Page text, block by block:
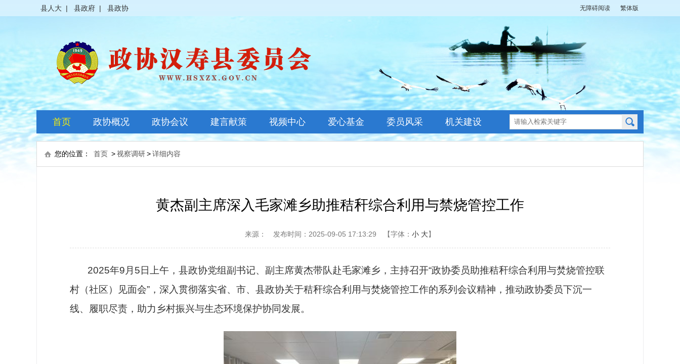
无障碍阅读 繁体版
县人大 | 县政府 | 县政协
首页 政协概况
领导之窗
政协章程
政协会议
常委会议
建言献策 视频中心 爱心基金
善款公示
委员风采 机关建设
您的位置： 首页 >视察调研>详细内容
黄杰副主席深入毛家滩乡助推秸秆综合利用与禁烧管控工作
来源： 发布时间：2025-09-05 17:13:29 【字体： 小 大】
2025年9月5日上午，县政协党组副书记、副主席黄杰带队赴毛家滩乡，主持召开“政协委员助推秸秆综合利用与焚烧管控联
村（社区）见面会”，深入贯彻落实省、市、县政协关于秸秆综合利用与焚烧管控工作的系列会议精神，推动政协委员下沉一
线、履职尽责，助力乡村振兴与生态环境保护协同发展。